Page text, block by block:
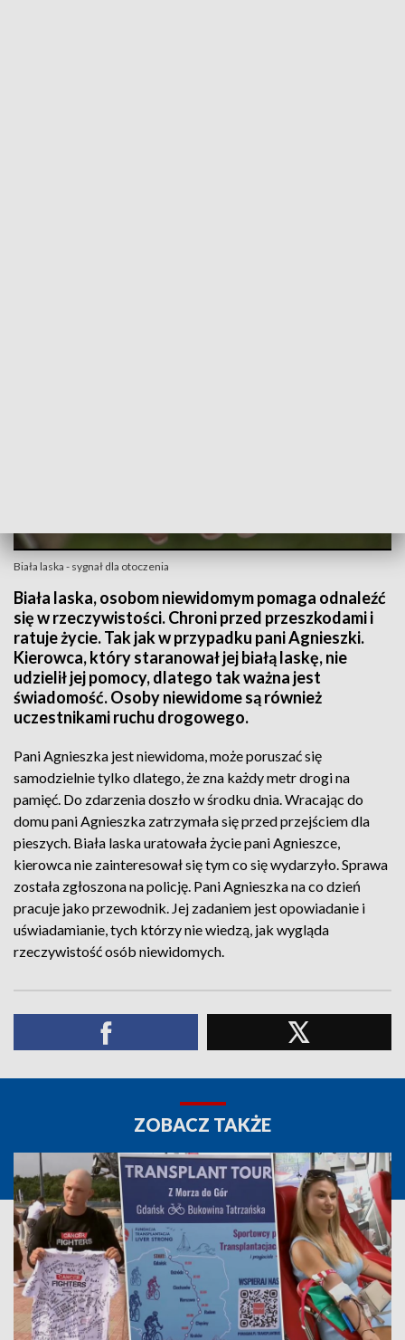
Biała laska - sygnał dla otoczenia
Biała laska, osobom niewidomym pomaga odnaleźć
się w rzeczywistości. Chroni przed przeszkodami i
ratuje życie. Tak jak w przypadku pani Agnieszki.
Kierowca, który staranował jej białą laskę, nie
udzielił jej pomocy, dlatego tak ważna jest
świadomość. Osoby niewidome są również
uczestnikami ruchu drogowego.
Pani Agnieszka jest niewidoma, może poruszać się
samodzielnie tylko dlatego, że zna każdy metr drogi na
pamięć. Do zdarzenia doszło w środku dnia. Wracając do
domu pani Agnieszka zatrzymała się przed przejściem dla
pieszych. Biała laska uratowała życie pani Agnieszce,
kierowca nie zainteresował się tym co się wydarzyło. Sprawa
została zgłoszona na policję. Pani Agnieszka na co dzień
pracuje jako przewodnik. Jej zadaniem jest opowiadanie i
uświadamianie, tych którzy nie wiedzą, jak wygląda
rzeczywistość osób niewidomych.
ZOBACZ TAKŻE